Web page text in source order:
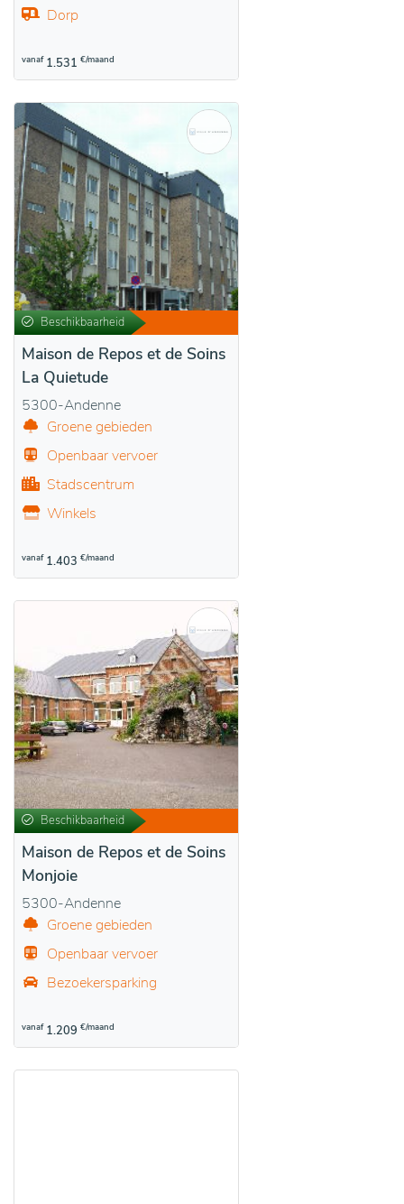
Dorp
vanaf 1.531 €/maand
Beschikbaarheid
Maison de Repos et de Soins
La Quietude
5300-Andenne
Groene gebieden
Openbaar vervoer
Stadscentrum
Winkels
vanaf 1.403 €/maand
Beschikbaarheid
Maison de Repos et de Soins
Monjoie
5300-Andenne
Groene gebieden
Openbaar vervoer
Bezoekersparking
vanaf 1.209 €/maand